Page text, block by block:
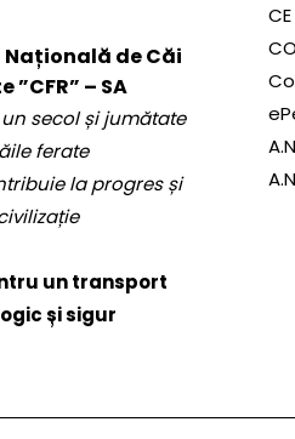
de Căi
”CFR” – SA
secol și jumătate
ferate
la progres și
un transport
și sigur
CE